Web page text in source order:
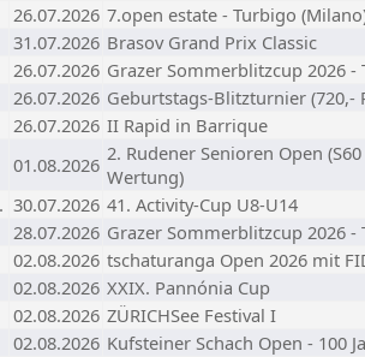
26.07.2026 7.open estate - Turbigo
31.07.2026 Brasov Grand Prix Classic
26.07.2026 Grazer Sommerblitzcup 2026 -
26.07.2026 Geburtstags-Blitzturnier (720,-
26.07.2026 II Rapid in Barrique
01.08.2026 2. Rudener Senioren Open
Wertung)
30.07.2026 41. Activity-Cup U8-U14
28.07.2026 Grazer Sommerblitzcup 2026 -
02.08.2026 tschaturanga Open 2026 mit
02.08.2026 XXIX. Pannónia Cup
02.08.2026 ZÜRICHSee Festival I
02.08.2026 Kufsteiner Schach Open - 100